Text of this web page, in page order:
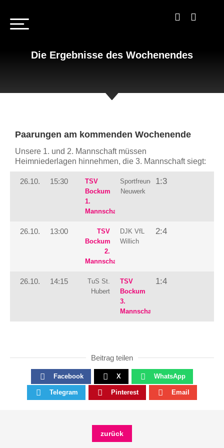
Die Ergebnisse des Wochenendes
Paarungen am kommenden Wochenende
Unsere 1. und 2. Mannschaft müssen
Heimniederlagen hinnehmen, die 3. Mannschaft siegt:
26.10. 15:30
TSV
Bockum
1.
Mannschaft
Sportfreunde
Neuwerk
1:3
26.10. 13:00
TSV
Bockum
2.
Mannschaft
DJK VfL
Willich
2:4
26.10. 14:15
TuS St.
Hubert
TSV
Bockum
3.
Mannschaft
1:4
Beitrag teilen
Facebook X WhatsApp
Telegram Pinterest Email
zurück